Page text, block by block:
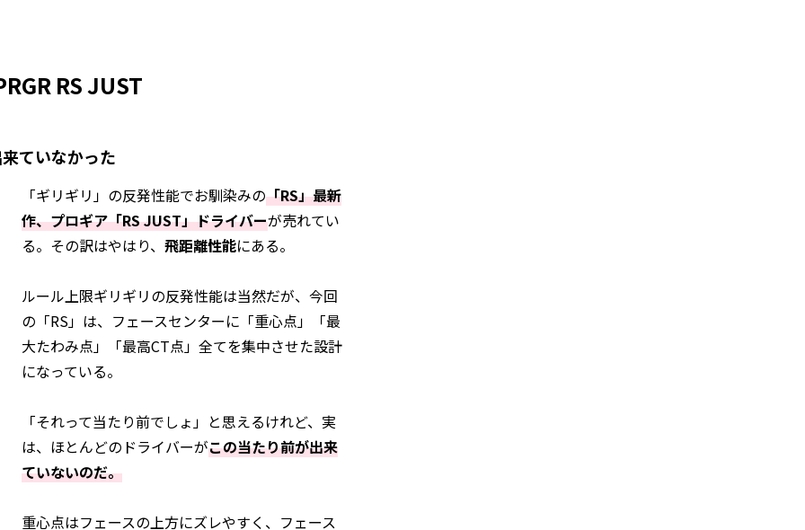
RS JUST
ていなかった
「ギリギリ」の反発性能でお馴染みの「RS」最新
作、プロギア「RS JUST」ドライバーが売れてい
る。その訳はやはり、 飛距離性能にある。
ルール上限ギリギリの反発性能は当然だが、今回
の「RS」は、フェースセンターに「重心点」「最
大たわみ点」「最高CT点」全てを集中させた設計
になっている。
「それって当たり前でしょ」と思えるけれど、実
は、ほとんどのドライバーがこの当たり前が出来
ていないのだ。
重心点はフェースの上方にズレやすく、フェース